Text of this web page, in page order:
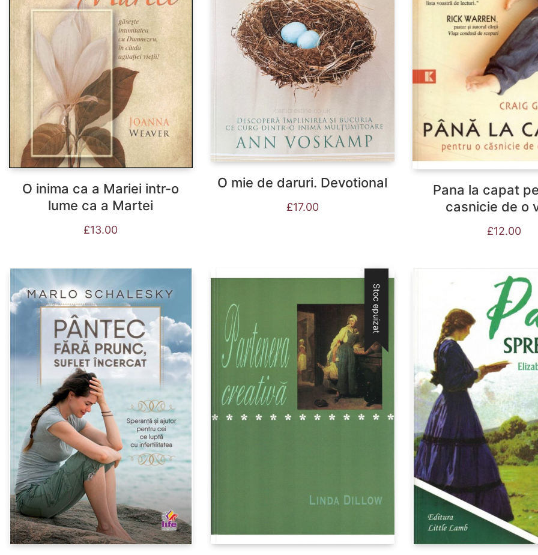
O inima ca a Mariei intr-o
lume ca a Martei
£13.00
O mie de daruri. Devotional
£17.00
Pana la capat
casnicie de o
£12.00
Stoc epuizat